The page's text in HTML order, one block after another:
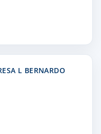
L BERNARDO